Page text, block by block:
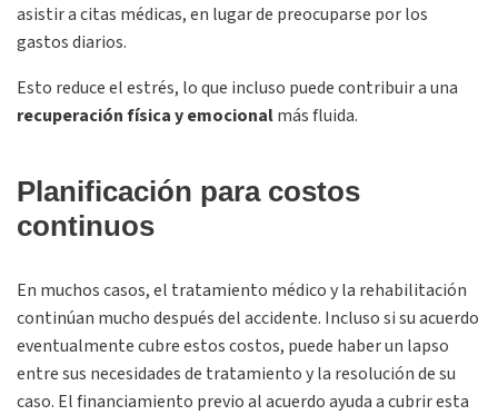
asistir a citas médicas, en lugar de preocuparse por los
gastos diarios.
Esto reduce el estrés, lo que incluso puede contribuir a una
recuperación física y emocionalmás fluida.
Planificación para costos
continuos
En muchos casos, el tratamiento médico y la rehabilitación
continúan mucho después del accidente. Incluso si su acuerdo
eventualmente cubre estos costos, puede haber un lapso
entre sus necesidades de tratamiento y la resolución de su
caso. El financiamiento previo al acuerdo ayuda a cubrir esta